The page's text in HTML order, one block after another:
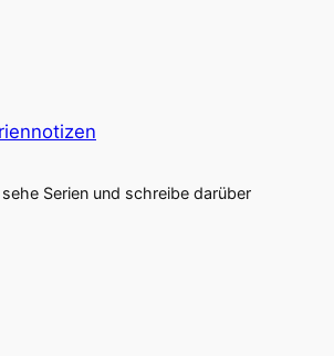
Serien und schreibe darüber